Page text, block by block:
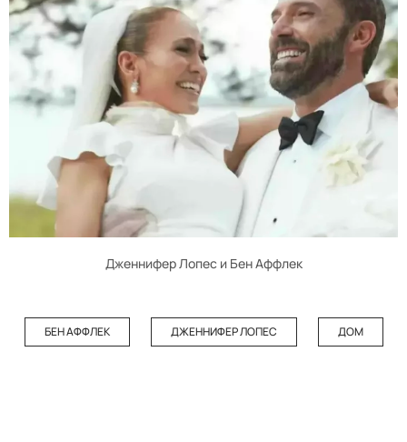
Дженнифер Лопес и Бен Аффлек
БЕН АФФЛЕК ДЖЕННИФЕР ЛОПЕС ДОМ